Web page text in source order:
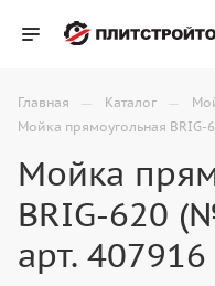
Главная — Каталог —
Мойка прямоугольная
Мойка
BRIG-620
арт.